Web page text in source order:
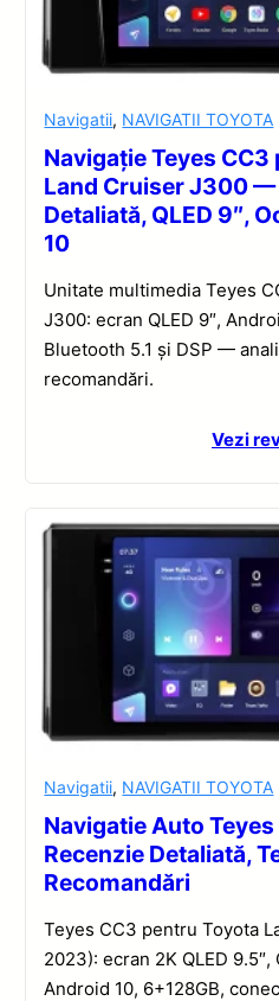
Navigatii, NAVIGATII TOYOTA
Navigație Teyes
Land Cruiser J300 —
Detaliată, QLED 9″,
10
Unitate multimedia Teyes
J300: ecran QLED 9″,
Bluetooth 5.1 și DSP —
recomandări.
Vezi
Navigatii, NAVIGATII TOYOTA
Navigatie Auto
Recenzie Detaliată,
Recomandări
Teyes CC3 pentru Toyota
2023): ecran 2K QLED
Android 10, 6+128GB,